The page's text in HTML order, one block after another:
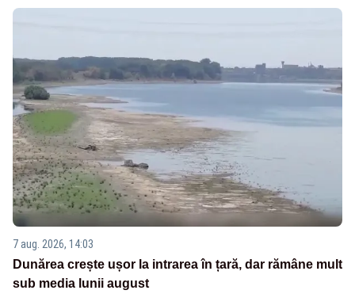
7 aug. 2026, 14:03
Dunărea crește ușor la intrarea în țară, dar rămâne mult
sub media lunii august